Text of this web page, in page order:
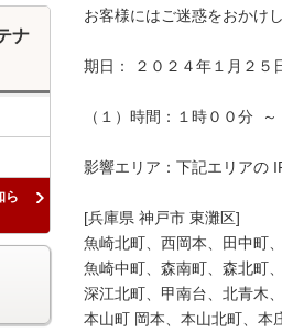
お客様にはご迷惑をおかけ
期日： ２０２４年１月２５
（１）時間：１時００分
影響エリア：下記エリアの
[兵庫県 神戸市 東灘区]
魚崎北町、西岡本、田中町
魚崎中町、森南町、森北町
深江北町、甲南台、北青木
本山町 岡本、本山北町、本
ナ
ら